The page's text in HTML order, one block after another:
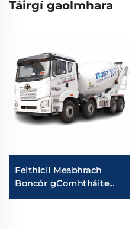
Táirgí gaolmhara
Feithicil Meabhrach
Boncór gComhtháite
8X4 10/12/14Cubaid Míre